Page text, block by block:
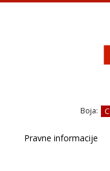
C
Boja:
Pravne informacije